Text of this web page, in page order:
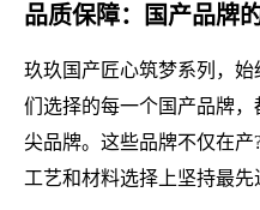
品质保障：国产品牌
玖玖国产匠心筑梦系列，始
们选择的每一个国产品牌
尖品牌。这些品牌不仅在
工艺和材料选择上坚持最先